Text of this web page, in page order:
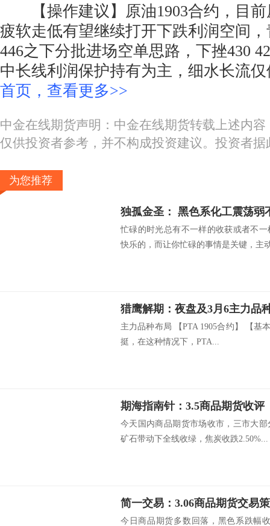
【操作建议】原油1903合约，目前
疲软走低有望继续打开下跌利润空间
446之下分批进场空单思路，下挫430
中长线利润保护持有为主，细水长流
首页，查看更多>>
中金在线期货声明：中金在线期货转载上述内
仅供投资者参考，并不构成投资建议。投资者
为您推荐
独孤金圣： 黑色系化工震荡弱
忙碌的时光总有不一样的收获或者不
快乐的，而让你忙碌的事情是关键，主
猎鹰解期：夜盘及3月6主力品
主力品种布局 【PTA 1905合约】 【基
挺，在这种情况下，PTA...
期海指南针：3.5商品期货收评
今天国内商品期货市场收市，三市大
矿石带动下全线收绿，焦炭收跌2.50%...
简一交易：3.06商品期货交易
今日商品期货多数回落，黑色系跌幅